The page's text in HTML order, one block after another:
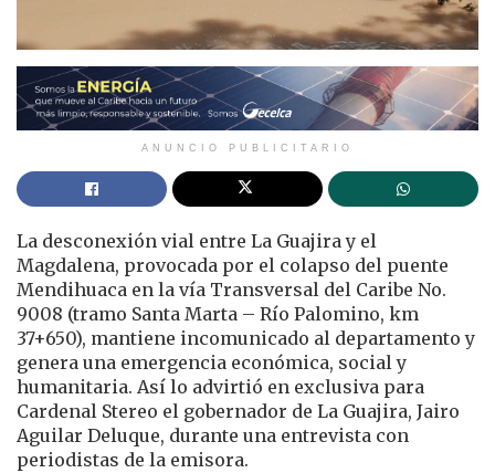
ANUNCIO PUBLICITARIO
La desconexión vial entre La Guajira y el
Magdalena, provocada por el colapso del puente
Mendihuaca en la vía Transversal del Caribe No.
9008 (tramo Santa Marta – Río Palomino, km
37+650), mantiene incomunicado al departamento y
genera una emergencia económica, social y
humanitaria. Así lo advirtió en exclusiva para
Cardenal Stereo el gobernador de La Guajira, Jairo
Aguilar Deluque, durante una entrevista con
periodistas de la emisora.